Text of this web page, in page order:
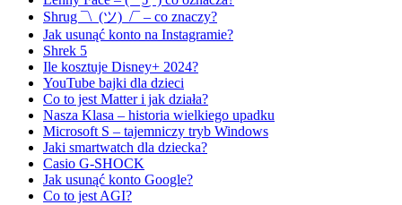
Shrug ¯\_(ツ)_/¯ – co znaczy?
Jak usunąć konto na Instagramie?
Shrek 5
Ile kosztuje Disney+ 2024?
YouTube bajki dla dzieci
Co to jest Matter i jak działa?
Nasza Klasa – historia wielkiego upadku
Microsoft S – tajemniczy tryb Windows
Jaki smartwatch dla dziecka?
Casio G-SHOCK
Jak usunąć konto Google?
Co to jest AGI?